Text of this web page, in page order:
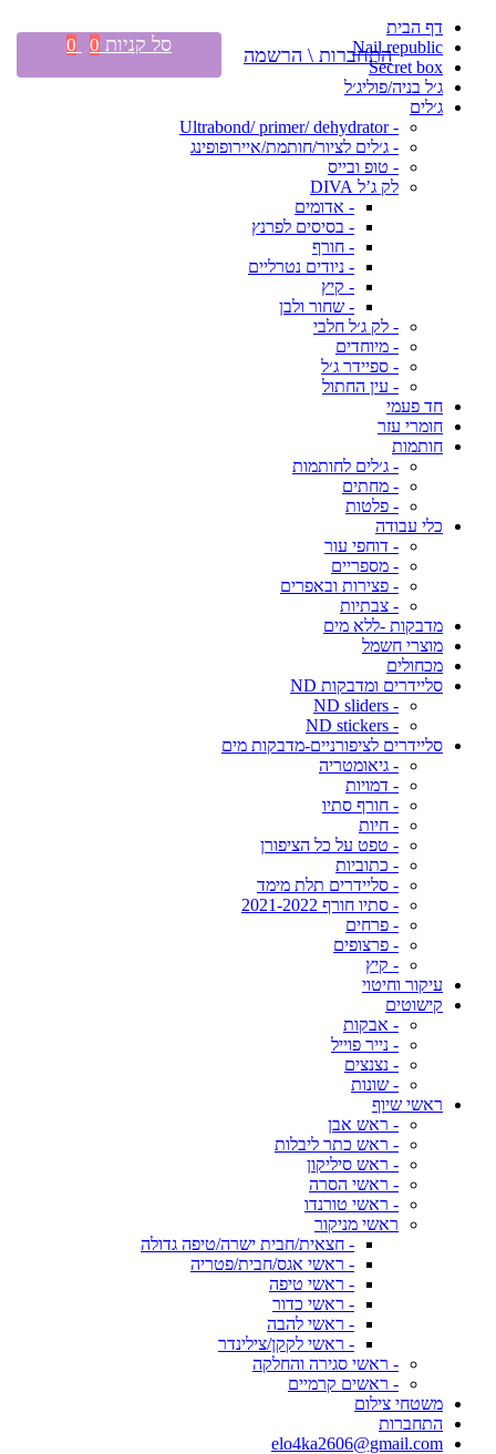
דף הבית
Nail republic
Secret box
ג׳ל בניה/פוליג׳ל
ג׳לים
- Ultrabond/ primer/ dehydrator
- ג׳לים לציור/חותמת/איירופופינג
- טופ ובייס
לק ג’ל DIVA
- אדומים
- בסיסים לפרנץ
- חורף
- ניודים נטרליים
- קיץ
- שחור ולבן
- לק ג׳ל חלבי
- מיוחדים
- ספיידר ג׳ל
- עין החתול
חד פעמי
חומרי עזר
חותמות
- ג׳לים לחותמות
- מחתים
- פלטות
כלי עבודה
- דוחפי עור
- מספריים
- פצירות ובאפרים
- צבתיות
מדבקות -ללא מים
מוצרי חשמל
מכחולים
סליידרים ומדבקות ND
- ND sliders
- ND stickers
סליידרים לציפורניים-מדבקות מים
- גיאומטריה
- דמויות
- חורף סתיו
- חיות
- טפט על כל הציפורן
- כתוביות
- סליידרים תלת מימד
- סתיו חורף 2021-2022
- פרחים
- פרצופים
- קיץ
עיקור וחיטוי
קישוטים
- אבקות
- נייר פוייל
- נצנצים
- שונות
ראשי שיוף
- ראש אבן
- ראש כתר ליבלות
- ראש סיליקון
- ראשי הסרה
- ראשי טורנדו
ראשי מניקור
- חצאית/חבית ישרה/טיפה גדולה
- ראשי אגס/חבית/פטריה
- ראשי טיפה
- ראשי כדור
- ראשי להבה
- ראשי לקקן/צילינדר
- ראשי סגירה והחלקה
- ראשים קרמיים
משטחי צילום
התחברות
elo4ka2606@gmail.com
התחברות \ הרשמה סל קניות 0
0